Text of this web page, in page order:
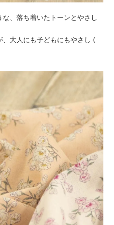
、落ち着いたトーンとやさし
大人にも子どもにもやさしく